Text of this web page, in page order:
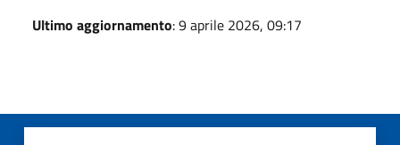
Ultimo aggiornamento: 9 aprile 2026, 09:17